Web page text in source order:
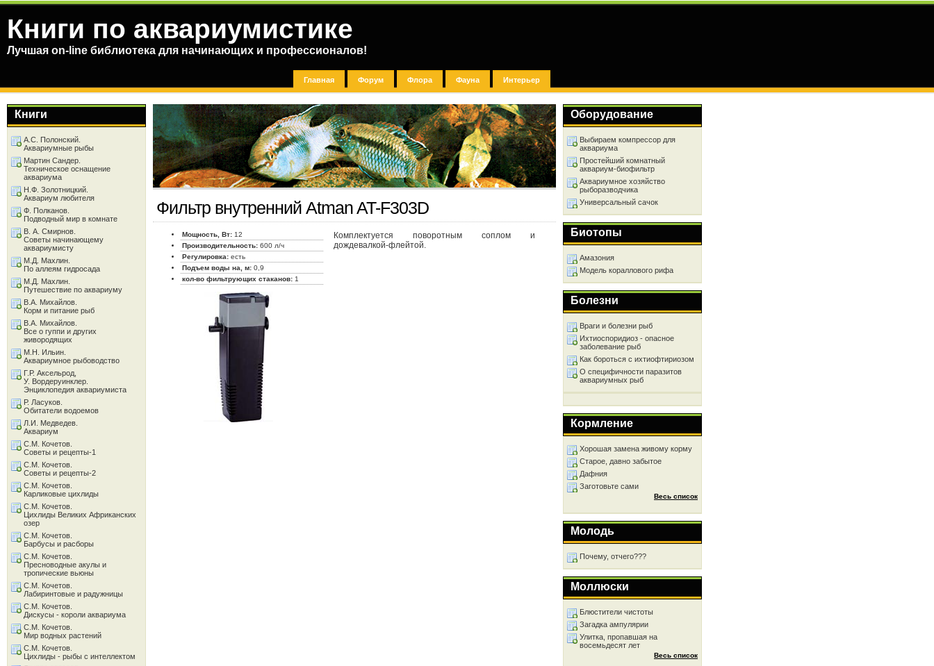
Книги по аквариумистике
Лучшая on-line библиотека для начинающих и профессионалов!
Главная Форум Флора Фауна Интерьер
Фильтр внутренний Atman AT-F303D
Мощность, Вт: 12
Производительность: 600 л/ч
Регулировка: есть
Подъем воды на, м: 0,9
кол-во фильтрующих стаканов: 1
Комплектуется поворотным соплом и
дождевалкой-флейтой.
Оборудование
Выбираем компрессор для
аквариума
Простейший комнатный
аквариум-биофильтр
Аквариумное хозяйство
рыборазводчика
Универсальный сачок
Биотопы
Амазония
Модель кораллового рифа
Болезни
Враги и болезни рыб
Ихтиоспоридиоз - опасное
заболевание рыб
Как бороться с ихтиофтириозом
О специфичности паразитов
аквариумных рыб
Кормление
Хорошая замена живому корму
Старое, давно забытое
Дафния
Заготовьте сами
Весь список
Молодь
Почему, отчего???
Моллюски
Блюстители чистоты
Загадка ампулярии
Улитка, пропавшая на
восемьдесят лет
Весь список
Книги
А.С. Полонский.
Аквариумные рыбы
Мартин Сандер.
Техническое оснащение
аквариума
Н.Ф. Золотницкий.
Аквариум любителя
Ф. Полканов.
Подводный мир в комнате
В. А. Смирнов.
Советы начинающему
аквариумисту
М.Д. Махлин.
По аллеям гидросада
М.Д. Махлин.
Путешествие по аквариуму
В.А. Михайлов.
Корм и питание рыб
В.А. Михайлов.
Все о гуппи и других
живородящих
М.Н. Ильин.
Аквариумное рыбоводство
Г.Р. Аксельрод,
У. Вордеруинклер.
Энциклопедия аквариумиста
Р. Ласуков.
Обитатели водоемов
Л.И. Медведев.
Аквариум
С.М. Кочетов.
Советы и рецепты-1
С.М. Кочетов.
Советы и рецепты-2
С.М. Кочетов.
Карликовые цихлиды
С.М. Кочетов.
Цихлиды Великих Африканских
озер
С.М. Кочетов.
Барбусы и расборы
С.М. Кочетов.
Пресноводные акулы и
тропические вьюны
С.М. Кочетов.
Лабиринтовые и радужницы
С.М. Кочетов.
Дискусы - короли аквариума
С.М. Кочетов.
Мир водных растений
С.М. Кочетов.
Цихлиды - рыбы с интеллектом